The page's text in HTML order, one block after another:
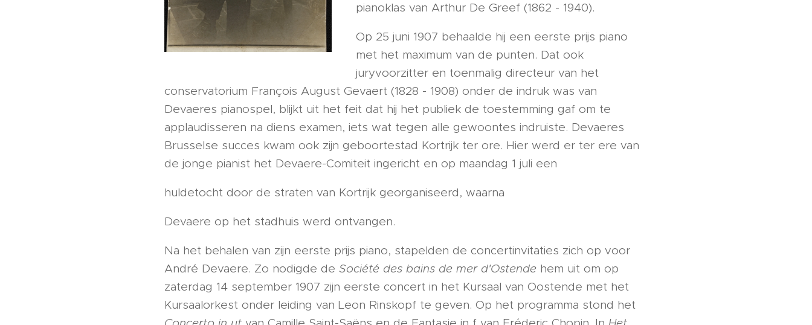
pianoklas van Arthur De Greef (1862 - 1940).
Op 25 juni 1907 behaalde hij een eerste prijs piano
met het maximum van de punten. Dat ook
juryvoorzitter en toenmalig directeur van het
conservatorium François August Gevaert (1828 - 1908) onder de indruk was van
Devaeres pianospel, blijkt uit het feit dat hij het publiek de toestemming gaf om te
applaudisseren na diens examen, iets wat tegen alle gewoontes indruiste. Devaeres
Brusselse succes kwam ook zijn geboortestad Kortrijk ter ore. Hier werd er ter ere van
de jonge pianist het Devaere-Comiteit ingericht en op maandag 1 juli een
huldetocht door de straten van Kortrijk georganiseerd, waarna
Devaere op het stadhuis werd ontvangen.
Na het behalen van zijn eerste prijs piano, stapelden de concertinvitaties zich op voor
André Devaere. Zo nodigde de Société des bains de mer d'Ostende hem uit om op
zaterdag 14 september 1907 zijn eerste concert in het Kursaal van Oostende met het
Kursaalorkest onder leiding van Leon Rinskopf te geven. Op het programma stond het